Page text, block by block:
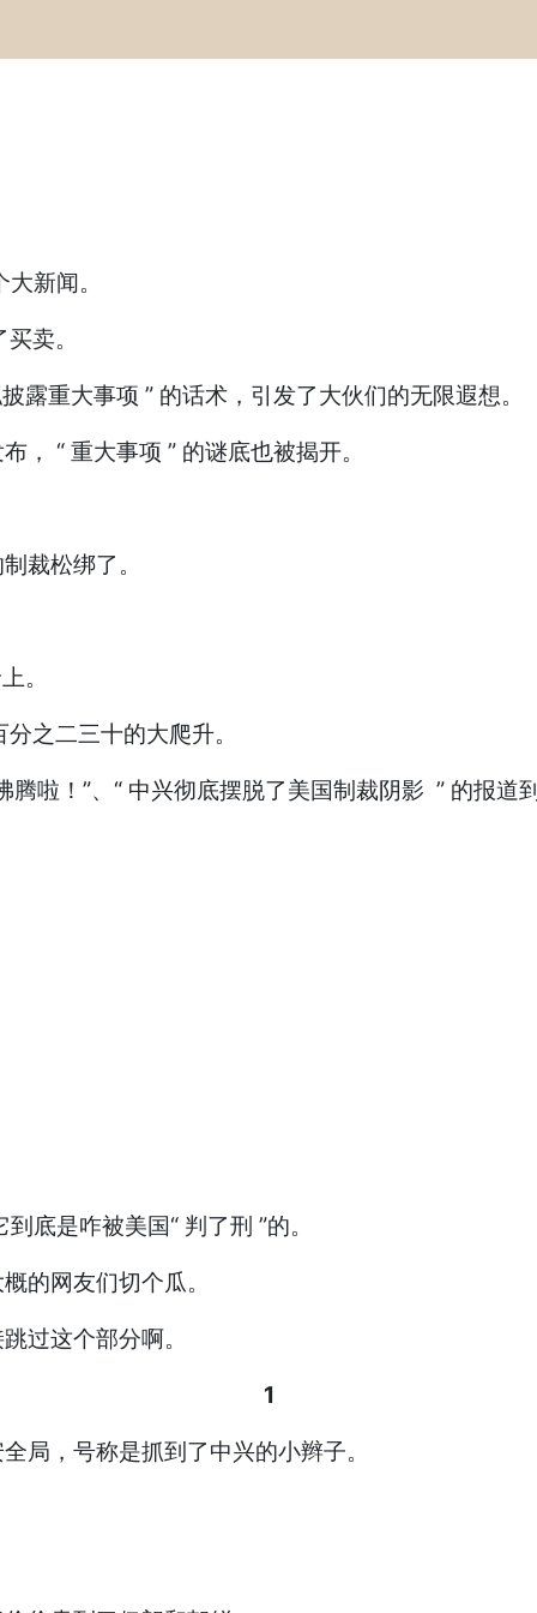
新闻。
卖。
露重大事项 ” 的话术，引发了大伙们的无限遐想。
， “ 重大事项 ” 的谜底也被揭开。
裁松绑了。
。
之二三十的大爬升。
啦！”、“ 中兴彻底摆脱了美国制裁阴影 ” 的报道到
底是咋被美国“ 判了刑 ”的。
的网友们切个瓜。
过这个部分啊。
1
局，号称是抓到了中兴的小辫子。